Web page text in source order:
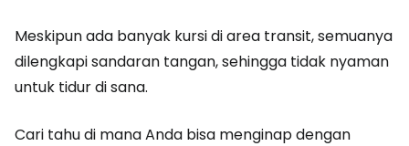
Meskipun ada banyak kursi di area transit, semuanya
dilengkapi sandaran tangan, sehingga tidak nyaman
untuk tidur di sana.
Cari tahu di mana Anda bisa menginap dengan